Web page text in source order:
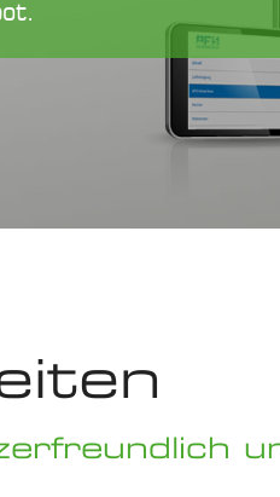
Premiumhosting Online-